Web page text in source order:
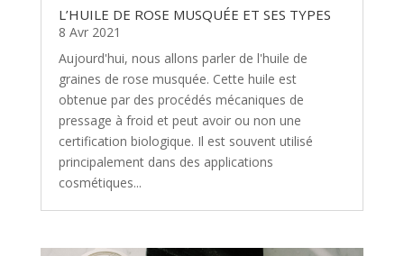
L’HUILE DE ROSE MUSQUÉE ET SES TYPES
8 Avr 2021
Aujourd'hui, nous allons parler de l'huile de
graines de rose musquée. Cette huile est
obtenue par des procédés mécaniques de
pressage à froid et peut avoir ou non une
certification biologique. Il est souvent utilisé
principalement dans des applications
cosmétiques...